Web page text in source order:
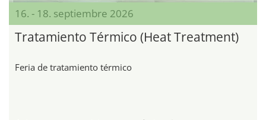
16. - 18. septiembre 2026
Tratamiento Térmico (Heat Treatment)
Feria de tratamiento térmico